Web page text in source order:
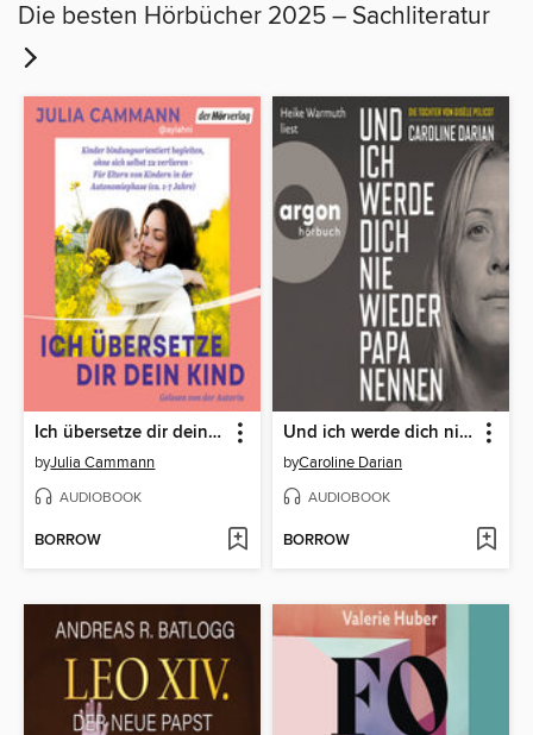
Die besten Hörbücher 2025 – Sachliteratur
Ich übersetze dir dein Kind
byJulia Cammann
AUDIOBOOK
BORROW
Und ich werde dich nie wieder Papa nennen (Ungekürzte Lesung)
byCaroline Darian
AUDIOBOOK
BORROW